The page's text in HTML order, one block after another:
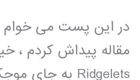
در این پست می خوام
مقاله پیداش کردم ،